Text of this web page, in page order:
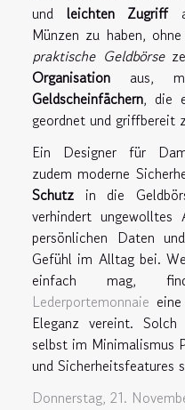
und leichten Zugriff
Münzen zu haben,
praktische Geldbörse
Organisation aus,
Geldscheinfächern, die
geordnet und griffbereit
Ein Designer für
zudem moderne
Schutz in die
verhindert ungewolltes
persönlichen Daten
Gefühl im Alltag bei.
einfach mag,
Lederportemonnaie
Eleganz vereint.
selbst im Minimalismus
und Sicherheitsfeatures
Donnerstag, 21.